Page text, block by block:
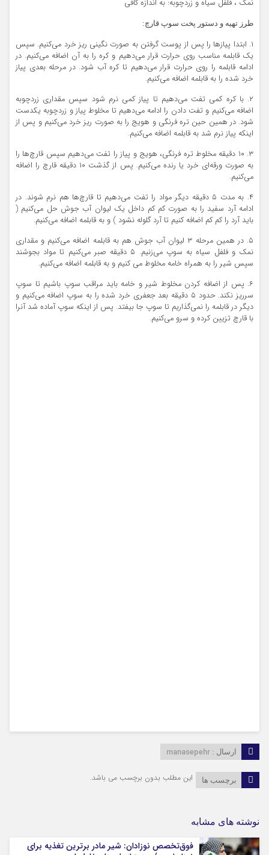
نمک ، فلفل سیاه و زردچوبه: به اندازه کافی
طرز تهیه و دستور پخت سوپ قارچ:
۱. ابتدا پیازها را پس از پوست گرفتن به صورت نگینی ریز خرد می‌کنیم. سپس
یک قابلمه مناسب روی حرارت قرار می‌دهیم و کره را به آن اضافه می‌کنیم. در
ادامه قابلمه را روی حرارت قرار می‌دهیم تا کره آب شود. در مرحله بعدی پیاز
خرد شده را به قابلمه اضافه می‌کنیم.
۲. با کره کمی تفت می‌دهیم تا پیاز کمی نرم شود سپس مقداری زردچوبه
اضافه می‌کنیم و تفت دادن را ادامه می‌دهیم تا مخلوط پیاز و زردچوبه یکدست
شود. در همین حین تره فرنگی و هویج را به صورت ریز خرد می‌کنیم و پس از
اینکه پیاز نرم شد به قابلمه اضافه می‌کنیم.
۳. ۱۰ دقیقه مخلوط تره فرنگی، هویج و پیاز را تفت می‌دهیم سپس قارچ‌ها را
به صورت ورقه‌ای خرد یا رنده می‌کنیم. پس از گذشت ۱۰ دقیقه قارچ را اضافه
می‌کنیم.
۴. به مدت ۵ دقیقه دیگر مواد را تفت می‌دهیم تا قارچ‌ها هم نرم شوند. در
ادامه آرد سفید را به صورت کم کم داخل یک لیوان آب جوش حل می‌کنیم (
باید آرد را کم کم اضافه کنیم تا آرد گلوله نشود ) و به قابلمه اضافه می‌کنیم.
۵. در همین مرحله ۳ لیوان آب جوش هم به قابلمه اضافه می‌کنیم و مقداری
نمک و فلفل سیاه به سوپ می‌زنیم. ۵ دقیقه صبر می‌کنیم تا مواد بجوشند
سپس شیر را به همراه خامه مخلوط می ‌کنیم و به قابلمه اضافه می‌کنیم.
۶. پس از اضافه کردن مخلوط شیر و خامه باید مراقب سوپ باشیم تا سوپ
سرریز نکند. حدود ۵ دقیقه بعد جعفری خرد شده را به سوپ اضافه می‌کنیم و
دیگر در قابلمه را نمی‌گذاریم تا سوپ جا بیفتد. پس از اینکه سوپ آماده شد آنرا
با قارچ تزیین کرده و سرو می‌کنیم.
ارسال : manasepehr
برچسب ها این مطلب بدون برچسب می باشد.
نوشته های مشابه
فوق‌تخصص نوزادان: شیر مادر برترین تغذیه برای